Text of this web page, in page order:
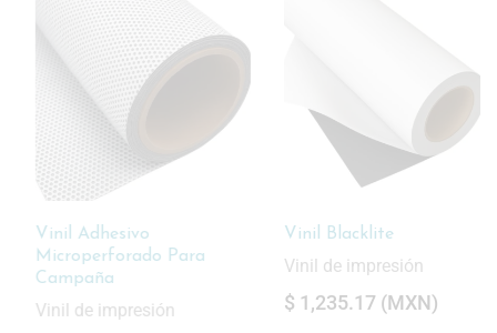
Vinil Adhesivo
Microperforado Para
Campaña
Vinil de impresión
Vinil Blacklite
Vinil de impresión
1,235.17(MXN)